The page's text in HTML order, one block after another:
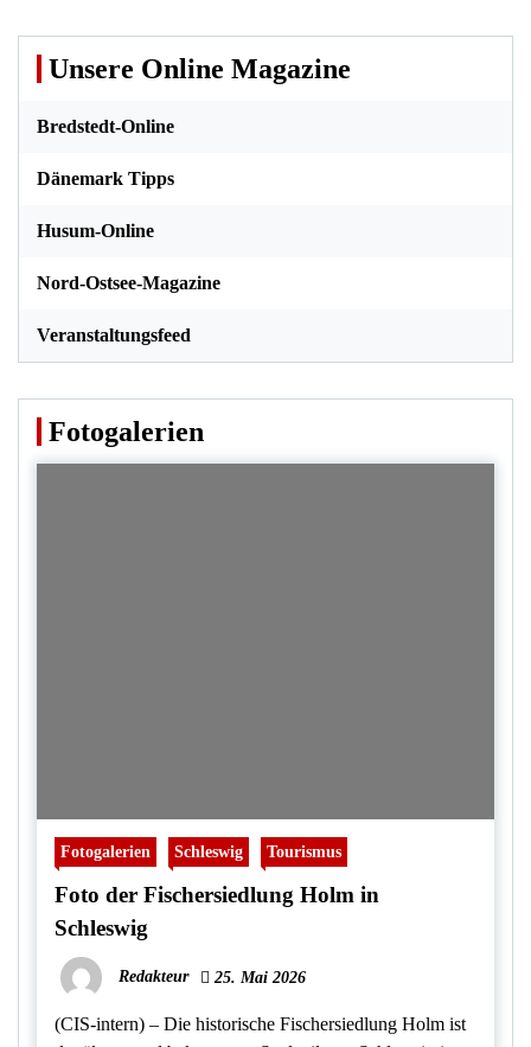
Unsere Online Magazine
Bredstedt-Online
Dänemark Tipps
Husum-Online
Nord-Ostsee-Magazine
Veranstaltungsfeed
Fotogalerien
Fotogalerien Schleswig Tourismus
Foto der Fischersiedlung Holm in
Schleswig
Redakteur 25. Mai 2026
(CIS-intern) – Die historische Fischersiedlung Holm ist